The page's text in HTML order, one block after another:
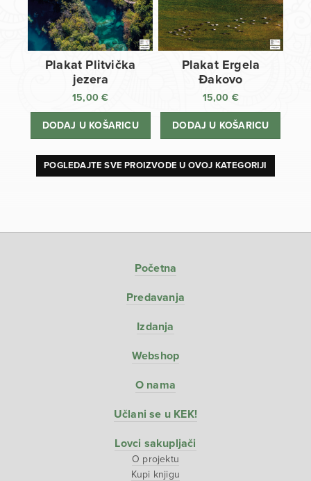
Plakat Plitvička
jezera
15,00€
DODAJ U KOŠARICU
Plakat Ergela
Đakovo
15,00 €
DODAJ U KOŠARICU
POGLEDAJTE SVE PROIZVODE U OVOJ KATEGORIJI
Početna
Predavanja
Izdanja
Webshop
O nama
Učlani se u KEK!
Lovci sakupljači
O projektu
Kupi knjigu